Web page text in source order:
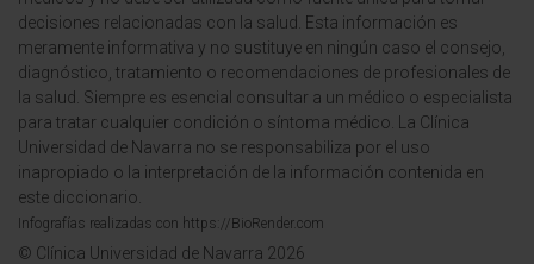
decisiones relacionadas con la salud. Esta información es
meramente informativa y no sustituye en ningún caso el consejo,
diagnóstico, tratamiento o recomendaciones de profesionales de
la salud. Siempre es esencial consultar a un médico o especialista
para tratar cualquier condición o síntoma médico. La Clínica
Universidad de Navarra no se responsabiliza por el uso
inapropiado o la interpretación de la información contenida en
este diccionario.
Infografías realizadas con https://BioRender.com
© Clínica Universidad de Navarra 2026